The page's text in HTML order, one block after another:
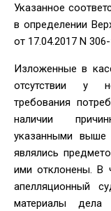
Указанное
в определении
от 17.04.2017 N
Изложенные в
отсутствии у
требования
наличии
указанными выше
являлись
ими отклонены. В
апелляционный
материалы дела